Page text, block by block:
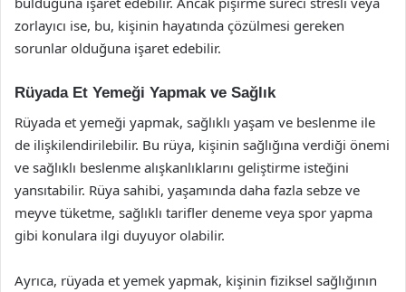
zorlayıcı ise, bu, kişinin hayatında çözülmesi gereken
sorunlar olduğuna işaret edebilir.
Rüyada Et Yemeği Yapmak ve Sağlık
Rüyada et yemeği yapmak, sağlıklı yaşam ve beslenme ile
de ilişkilendirilebilir. Bu rüya, kişinin sağlığına verdiği önemi
ve sağlıklı beslenme alışkanlıklarını geliştirme isteğini
yansıtabilir. Rüya sahibi, yaşamında daha fazla sebze ve
meyve tüketme, sağlıklı tarifler deneme veya spor yapma
gibi konulara ilgi duyuyor olabilir.
Ayrıca, rüyada et yemek yapmak, kişinin fiziksel sağlığının